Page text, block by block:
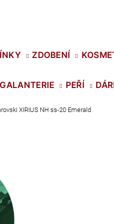
ZDOBENÍ
GALANTERIE PEŘÍ
XIRIUS NH ss-20 Emerald
Co potřebujete
XIRIUS NH SS-16